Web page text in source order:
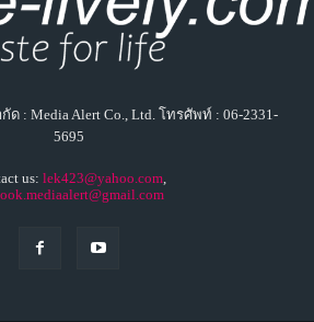
ด : Media Alert Co., Ltd. โทรศัพท์ : 06-2331-
5695
us: lek423@yahoo.com